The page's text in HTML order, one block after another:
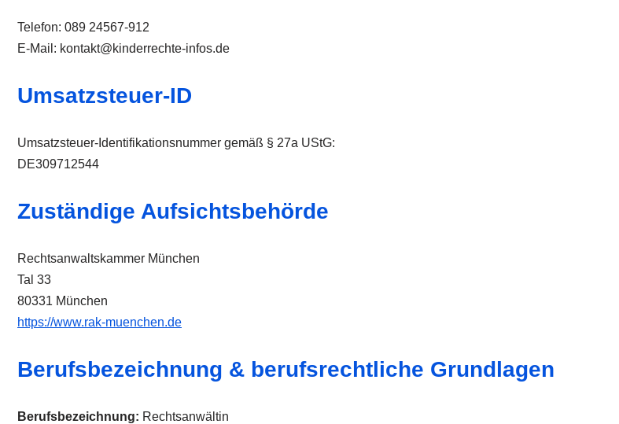
Telefon: 089 24567-912
E-Mail: kontakt@kinderrechte-infos.de
Umsatzsteuer-ID
Umsatzsteuer-Identifikationsnummer gemäß § 27a UStG:
DE309712544
Zuständige Aufsichtsbehörde
Rechtsanwaltskammer München
Tal 33
80331 München
https://www.rak-muenchen.de
Berufsbezeichnung & berufsrechtliche Grundlagen
Berufsbezeichnung: Rechtsanwältin